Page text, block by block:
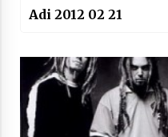
Adi 2012 02 21